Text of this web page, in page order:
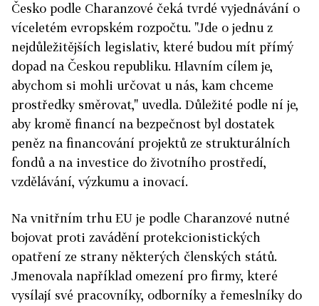
Česko podle Charanzové čeká tvrdé vyjednávání o
víceletém evropském rozpočtu. "Jde o jednu z
nejdůležitějších legislativ, které budou mít přímý
dopad na Českou republiku. Hlavním cílem je,
abychom si mohli určovat u nás, kam chceme
prostředky směrovat," uvedla. Důležité podle ní je,
aby kromě financí na bezpečnost byl dostatek
peněz na financování projektů ze strukturálních
fondů a na investice do životního prostředí,
vzdělávání, výzkumu a inovací.
Na vnitřním trhu EU je podle Charanzové nutné
bojovat proti zavádění protekcionistických
opatření ze strany některých členských států.
Jmenovala například omezení pro firmy, které
vysílají své pracovníky, odborníky a řemeslníky do